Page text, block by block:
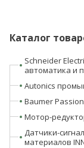
Каталог
Schneider
автоматика и
Autonics
Baumer
Мотор-
Датчики-
материалов